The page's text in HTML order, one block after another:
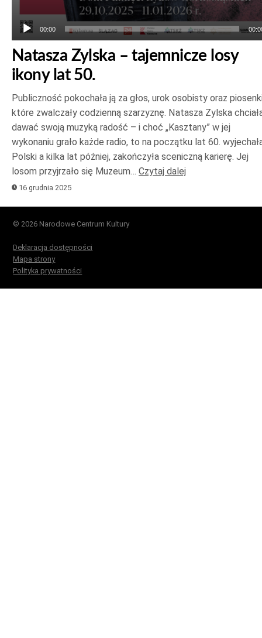
00:00
Natasza Zylska – tajemnicze losy
ikony lat 50.
Publiczność pokochała ją za głos, urok osobisty oraz
które zwalczały codzienną szarzyznę. Natasza Zylska
dawać swoją muzyką radość – i choć „Kasztany” w jej
wykonaniu grało każde radio, to na początku lat 60.
Polski a kilka lat później, zakończyła sceniczną karierę. Jej
losom przyjrzało się Muzeum… Czytaj dalej
16 grudnia 2025
© 2026 Narodowe Centrum Kultury
Deklaracja dostępności
Mapa strony
Polityka prywatności